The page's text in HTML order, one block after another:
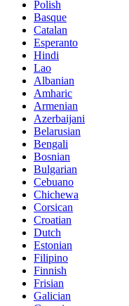
Polish
Basque
Catalan
Esperanto
Hindi
Lao
Albanian
Amharic
Armenian
Azerbaijani
Belarusian
Bengali
Bosnian
Bulgarian
Cebuano
Chichewa
Corsican
Croatian
Dutch
Estonian
Filipino
Finnish
Frisian
Galician